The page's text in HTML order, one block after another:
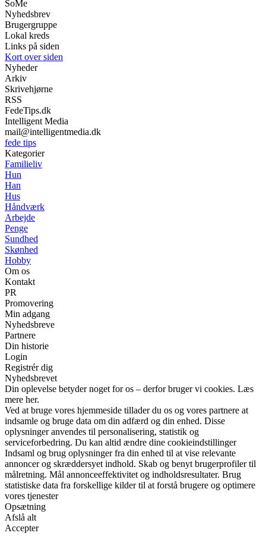
SoMe
Nyhedsbrev
Brugergruppe
Lokal kreds
Links på siden
Kort over siden
Nyheder
Arkiv
Skrivehjørne
RSS
FedeTips.dk
Intelligent Media
mail@intelligentmedia.dk
fede tips
Kategorier
Familieliv
Hun
Han
Hus
Håndværk
Arbejde
Penge
Sundhed
Skønhed
Hobby
Om os
Kontakt
PR
Promovering
Min adgang
Nyhedsbreve
Partnere
Din historie
Login
Registrér dig
Nyhedsbrevet
Din oplevelse betyder noget for os – derfor bruger vi cookies. Læs
mere her.
Ved at bruge vores hjemmeside tillader du os og vores partnere at
indsamle og bruge data om din adfærd og din enhed. Disse
oplysninger anvendes til personalisering, statistik og
serviceforbedring. Du kan altid ændre dine cookieindstillinger
Indsaml og brug oplysninger fra din enhed til at vise relevante
annoncer og skræddersyet indhold. Skab og benyt brugerprofiler til
målretning. Mål annonceeffektivitet og indholdsresultater. Brug
statistiske data fra forskellige kilder til at forstå brugere og optimere
vores tjenester
Opsætning
Afslå alt
Accepter